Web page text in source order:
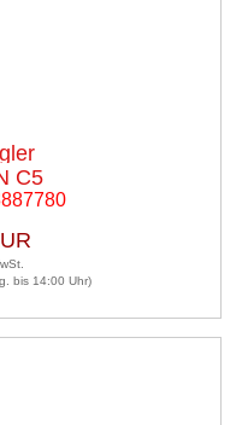
C5
bis 14:00 Uhr)